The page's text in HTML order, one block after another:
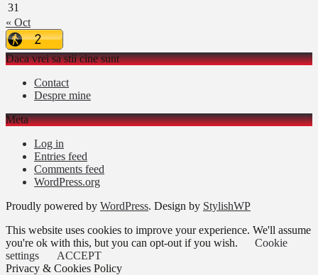
31
« Oct
Daca vrei sa stii cine sunt
Contact
Despre mine
Meta
Log in
Entries feed
Comments feed
WordPress.org
Proudly powered by WordPress. Design by StylishWP
This website uses cookies to improve your experience. We'll assume
you're ok with this, but you can opt-out if you wish.
Cookie
settings
ACCEPT
Privacy & Cookies Policy